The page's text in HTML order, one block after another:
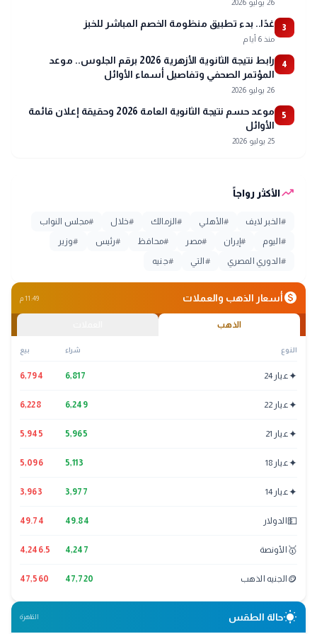
26 يوليو 2026
3 غدًا.. بدء تطبيق منظومة الخصم المباشر للخبز
منذ 6 أيام
4
رابط نتيجة الثانوية الأزهرية 2026 برقم الجلوس.. موعد
المؤتمر الصحفي وتفاصيل أسماء الأوائل
26 يوليو 2026
5
موعد حسم نتيجة الثانوية العامة 2026 وحقيقة إعلان قائمة
الأوائل
25 يوليو 2026
trending_upالأكثر رواجاً
# الخبر لايف #الأهلي #الزمالك #خلال #مجلس النواب
# اليوم # إيران #مصر #محافظ #رئيس #وزير
# الدوري المصري # التي #جنيه
monetization_onأسعار الذهب والعملات 11:49 م
الذهب
النوع شراء بيع
✦عيار 24 6,817
6,794
✦عيار 22 6,249
6,228
✦عيار 21 5,965
5,945
✦عيار 18 5,113
5,096
✦عيار 14 3,977
3,963
💵 الدولار 49.84
49.74
🥇 الأونصة 4,247
4,246.5
🪙 الجنيه الذهب 47,720
47,560
wb_sunnyحالة الطقس القاهرة